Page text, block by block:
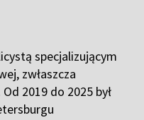
specjalizującym
zwłaszcza
2019 do 2025 był